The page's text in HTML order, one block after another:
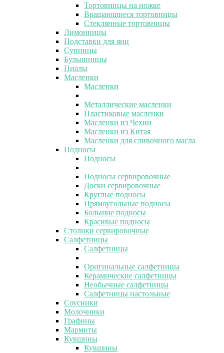
Тортовницы на ножке
Вращающиеся тортовницы
Стеклянные тортовницы
Лимонницы
Подставки для яиц
Супницы
Бульонницы
Пиалы
Масленки
Масленки
Металлические масленки
Пластиковые масленки
Масленки из Чехии
Масленки из Китая
Масленки для сливочного масла
Подносы
Подносы
Подносы сервировочные
Доски сервировочные
Круглые подносы
Прямоугольные подносы
Большие подносы
Красивые подносы
Столики сервировочные
Салфетницы
Салфетницы
Оригинальные салфетницы
Керамические салфетницы
Необычные салфетницы
Салфетницы настольные
Соусники
Молочники
Графины
Мармиты
Кувшины
Кувшины